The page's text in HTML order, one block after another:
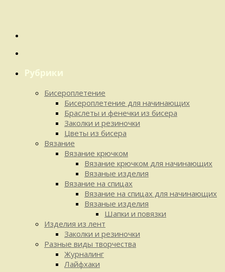
Рубрики
Бисероплетение
Бисероплетение для начинающих
Браслеты и фенечки из бисера
Заколки и резиночки
Цветы из бисера
Вязание
Вязание крючком
Вязание крючком для начинающих
Вязаные изделия
Вязание на спицах
Вязание на спицах для начинающих
Вязаные изделия
Шапки и повязки
Изделия из лент
Заколки и резиночки
Разные виды творчества
Журналинг
Лайфхаки